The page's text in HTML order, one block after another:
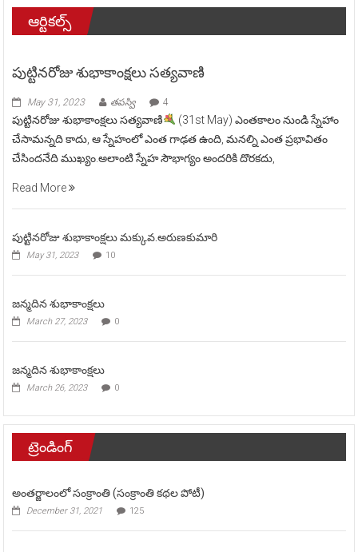
ఆర్టికల్స్
పుట్టినరోజు శుభాకాంక్షలు సత్యవాణి
May 31, 2023 తపస్వి 4
పుట్టినరోజు శుభాకాంక్షలు సత్యవాణి
(31st May) ఎంతకాలం నుండి స్నేహాం
చేసామన్నది కాదు, ఆ స్నేహంలో ఎంత గాఢత ఉంది, మనల్ని ఎంత ప్రభావితం
చేసిందనేది ముఖ్యం.అలాంటి స్నేహ సౌభాగ్యం అందరికి దొరకదు,
Read More
పుట్టినరోజు శుభాకాంక్షలు మక్కువ.అరుణకుమారి
May 31, 2023 10
జన్మదిన శుభాకాంక్షలు
March 27, 2023 0
జన్మదిన శుభాకాంక్షలు
March 26, 2023 0
ట్రెండింగ్
అంతర్జాలంలో సంక్రాంతి (సంక్రాంతి కథల పోటీ)
December 31, 2021 125